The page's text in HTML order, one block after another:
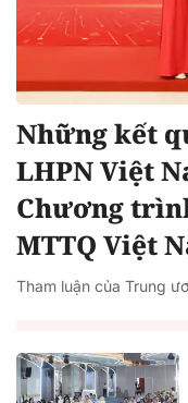
Những kết
LHPN Việt
Chương
MTTQ Việt
Tham luận của Trung